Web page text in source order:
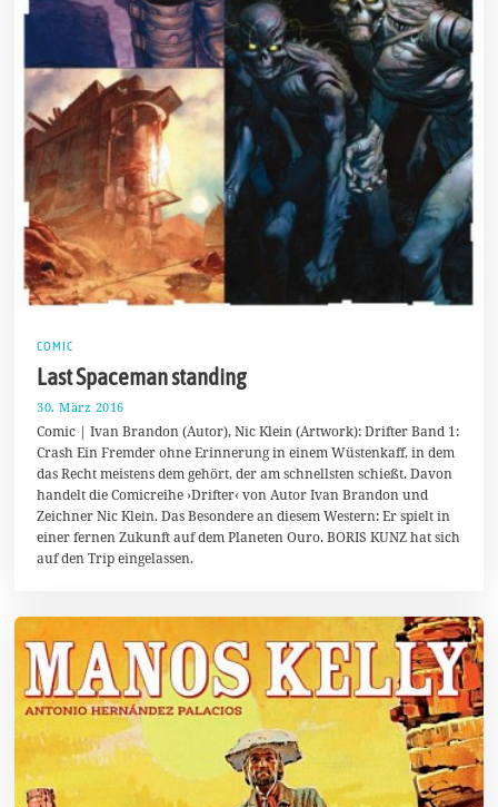
COMIC
Last Spaceman standing
30. März 2016
0
.
M
ä
r
2
0
1
Comic | Ivan Brandon (Autor), Nic Klein (Artwork): Drifter Band 1:
Crash Ein Fremder ohne Erinnerung in einem Wüstenkaff, in dem
das Recht meistens dem gehört, der am schnellsten schießt. Davon
handelt die Comicreihe ›Drifter‹ von Autor Ivan Brandon und
Zeichner Nic Klein. Das Besondere an diesem Western: Er spielt in
einer fernen Zukunft auf dem Planeten Ouro. BORIS KUNZ hat sich
auf den Trip eingelassen.